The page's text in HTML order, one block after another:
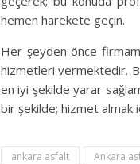
hemen harekete geçin.
Her şeyden önce
hizmetleri vermektedir.
en iyi şekilde yarar
bir şekilde; hizmet almak
ankara asfalt Ankara